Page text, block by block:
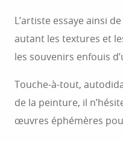
L’artiste essaye ainsi
autant les textures et
les souvenirs enfouis
Touche-à-tout,
de la peinture, il
œuvres éphémères